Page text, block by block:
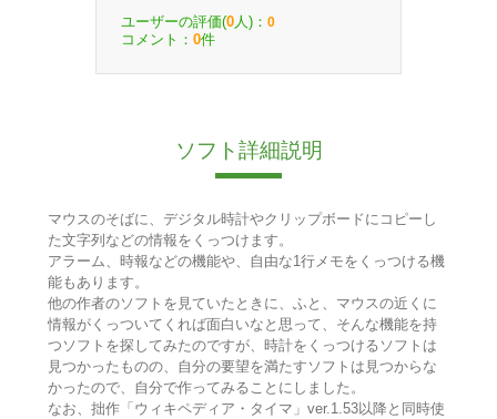
ユーザーの評価(0 人)： 0
コメント： 0件
ソフト詳細説明
マウスのそばに、デジタル時計やクリップボードにコピーし
た文字列などの情報をくっつけます。
アラーム、時報などの機能や、自由な1行メモをくっつける機
能もあります。
他の作者のソフトを見ていたときに、ふと、マウスの近くに
情報がくっついてくれば面白いなと思って、そんな機能を持
つソフトを探してみたのですが、時計をくっつけるソフトは
見つかったものの、自分の要望を満たすソフトは見つからな
かったので、自分で作ってみることにしました。
なお、拙作「ウィキペディア・タイマ」ver.1.53以降と同時使